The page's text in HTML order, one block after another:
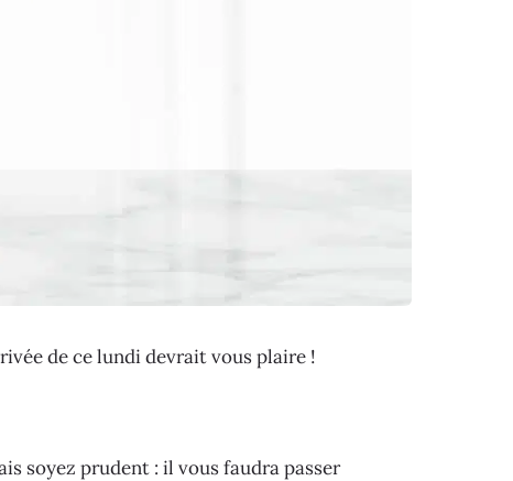
de ce lundi devrait vous plaire !
soyez prudent : il vous faudra passer